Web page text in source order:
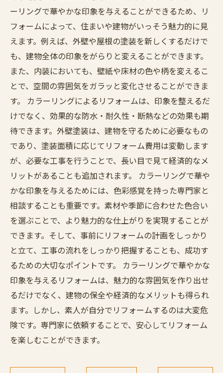
ーリングで華やかな印象を与えることができるため、リ
フォームによって、住まいや建物がいっそう魅力的に見
えます。例えば、外壁や屋根の塗装を新しくするだけで
も、建物全体の印象をがらりと変えることができます。
また、内装においても、壁紙や床材の色や柄を変えるこ
とで、空間の雰囲気をガラッと変化させることができま
す。 カラーリングによるリフォームは、印象を整えるだ
けでなく、効果的な防水・耐久性・断熱などの効果も期
待できます。外壁塗装は、建物を守るために必要なもの
であり、塗装面積に応じてリフォーム費用は変動します
が、必要な工事を行うことで、長い目で見て経済的なメ
リットがあることも追加されます。 カラーリングで華や
かな印象を与えるためには、色彩感覚を持った専門家と
相談することも重要です。素材や季節に合わせた色合い
を選ぶことで、より魅力的な仕上がりを実現することが
できます。そして、事前にリフォームの計画をしっかり
と立て、工事の流れをしっかり把握することも、成功す
るための大切なポイントです。 カラーリングで華やかな
印象を与えるリフォームは、魅力的な雰囲気を作り出せ
るだけでなく、建物の保全や経済的なメリットも得られ
ます。しかし、素人が自分でリフォームするのは大変危
険です。専門家に依頼することで、安心してリフォーム
を楽しむことができます。